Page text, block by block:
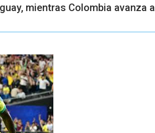
mientras Colombia avanza a